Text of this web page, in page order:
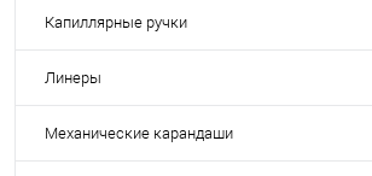
Капиллярные ручки
Линеры
Механические карандаши